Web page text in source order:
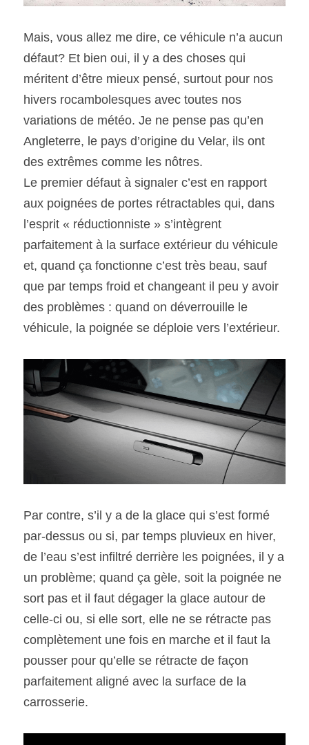
Mais, vous allez me dire, ce véhicule n’a aucun
défaut? Et bien oui, il y a des choses qui
méritent d’être mieux pensé, surtout pour nos
hivers rocambolesques avec toutes nos
variations de météo. Je ne pense pas qu’en
Angleterre, le pays d’origine du Velar, ils ont
des extrêmes comme les nôtres.
Le premier défaut à signaler c’est en rapport
aux poignées de portes rétractables qui, dans
l’esprit « réductionniste » s’intègrent
parfaitement à la surface extérieur du véhicule
et, quand ça fonctionne c’est très beau, sauf
que par temps froid et changeant il peu y avoir
des problèmes : quand on déverrouille le
véhicule, la poignée se déploie vers l’extérieur.
Par contre, s’il y a de la glace qui s’est formé
par-dessus ou si, par temps pluvieux en hiver,
de l’eau s’est infiltré derrière les poignées, il y a
un problème; quand ça gèle, soit la poignée ne
sort pas et il faut dégager la glace autour de
celle-ci ou, si elle sort, elle ne se rétracte pas
complètement une fois en marche et il faut la
pousser pour qu’elle se rétracte de façon
parfaitement aligné avec la surface de la
carrosserie.